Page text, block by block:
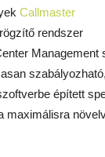
Callmaster
rendszer
Management
épített
maximálisra